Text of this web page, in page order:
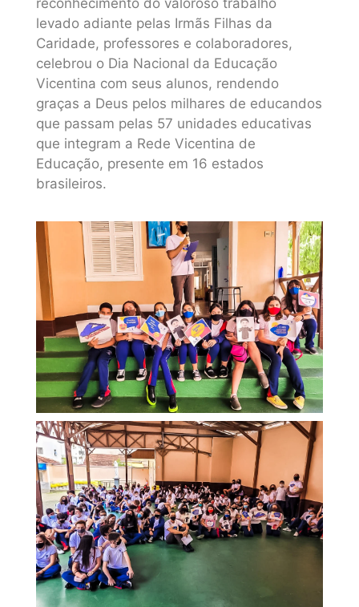
levado adiante pelas Irmãs Filhas da
Caridade, professores e colaboradores,
celebrou o Dia Nacional da Educação
Vicentina com seus alunos, rendendo
graças a Deus pelos milhares de educandos
que passam pelas 57 unidades educativas
que integram a Rede Vicentina de
Educação, presente em 16 estados
brasileiros.